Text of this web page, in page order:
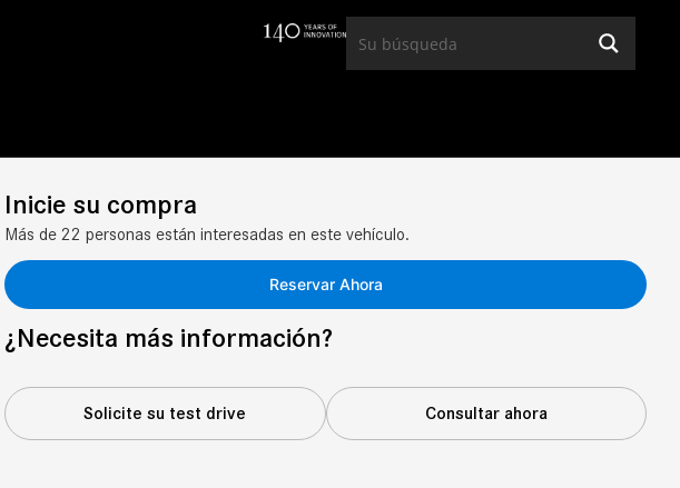
Inicie su compra
Más de 22 personas están interesadas en este vehículo.
Reservar Ahora
¿Necesita más información?
Solicite su test drive Consultar ahora